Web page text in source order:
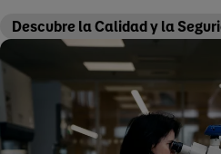
Descubre la Calidad y la